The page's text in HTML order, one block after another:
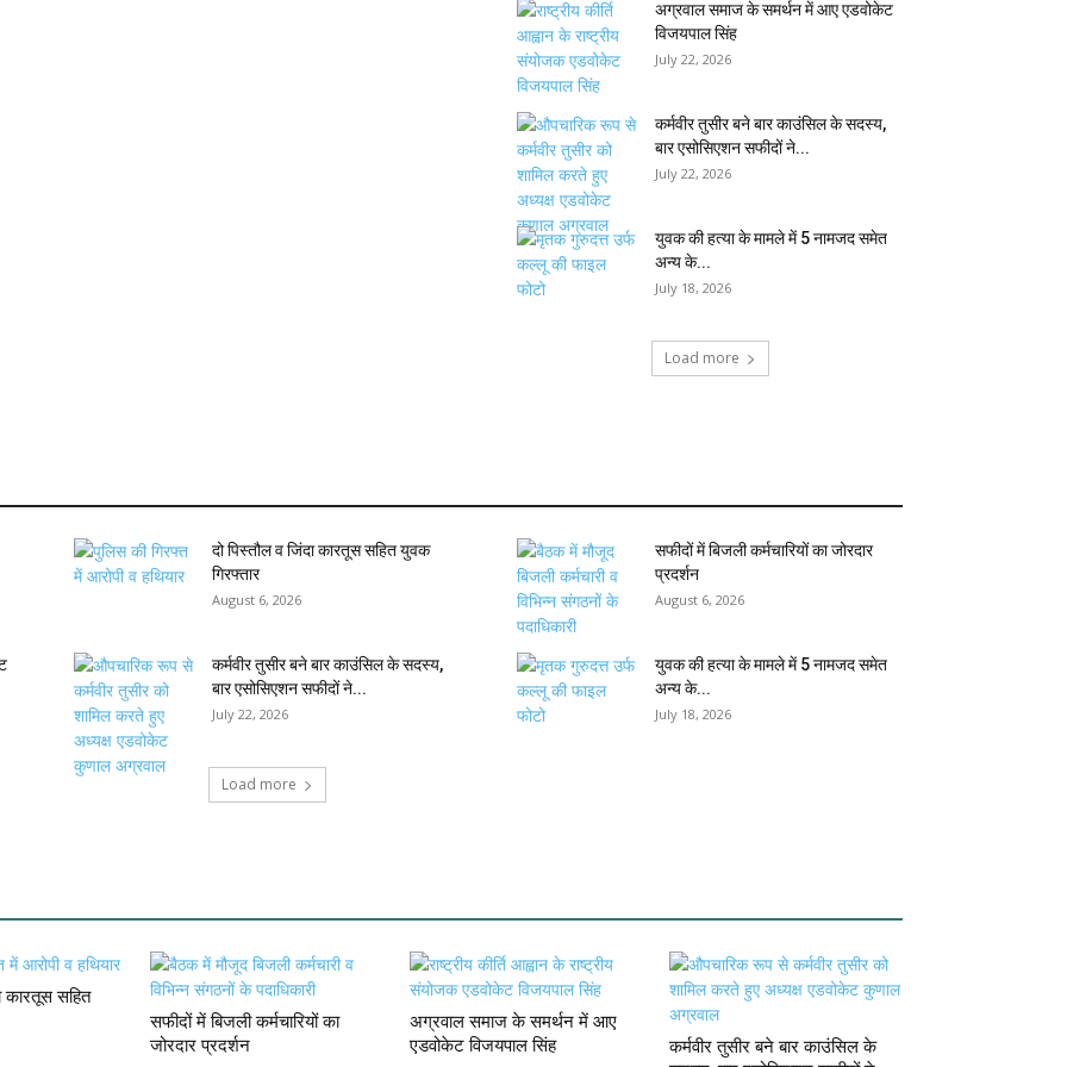
अग्रवाल समाज के समर्थन में आए एडवोकेट
विजयपाल सिंह
July 22, 2026
कर्मवीर तुसीर बने बार काउंसिल के सदस्य,
बार एसोसिएशन सफीदों ने...
July 22, 2026
युवक की हत्या के मामले में 5 नामजद समेत
अन्य के...
July 18, 2026
Load more
दो पिस्तौल व जिंदा कारतूस सहित युवक
गिरफ्तार
August 6, 2026
सफीदों में बिजली कर्मचारियों का जोरदार
प्रदर्शन
August 6, 2026
कर्मवीर तुसीर बने बार काउंसिल के सदस्य,
बार एसोसिएशन सफीदों ने...
July 22, 2026
युवक की हत्या के मामले में 5 नामजद समेत
अन्य के...
July 18, 2026
Load more
कारतूस सहित
सफीदों में बिजली कर्मचारियों का
जोरदार प्रदर्शन
अग्रवाल समाज के समर्थन में आए
एडवोकेट विजयपाल सिंह
कर्मवीर तुसीर बने बार काउंसिल के